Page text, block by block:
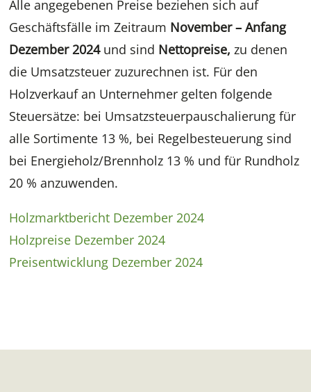
Alle angegebenen Preise beziehen sich auf
Geschäftsfälle im Zeitraum November – Anfang
Dezember 2024und sind Nettopreise,zu denen
die Umsatzsteuer zuzurechnen ist. Für den
Holzverkauf an Unternehmer gelten folgende
Steuersätze: bei Umsatzsteuerpauschalierung für
alle Sortimente 13 %, bei Regelbesteuerung sind
bei Energieholz/Brennholz 13 % und für Rundholz
20 % anzuwenden.
Holzmarktbericht Dezember 2024
Holzpreise Dezember 2024
Preisentwicklung Dezember 2024